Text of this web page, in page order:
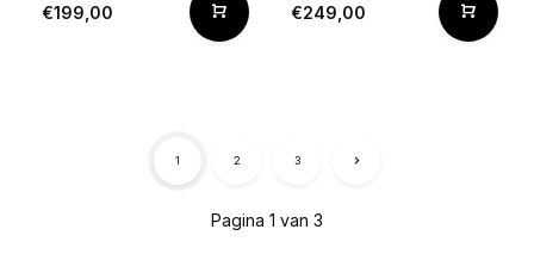
€199,00 €249,00
Pagina 1 van 3
1 2 3